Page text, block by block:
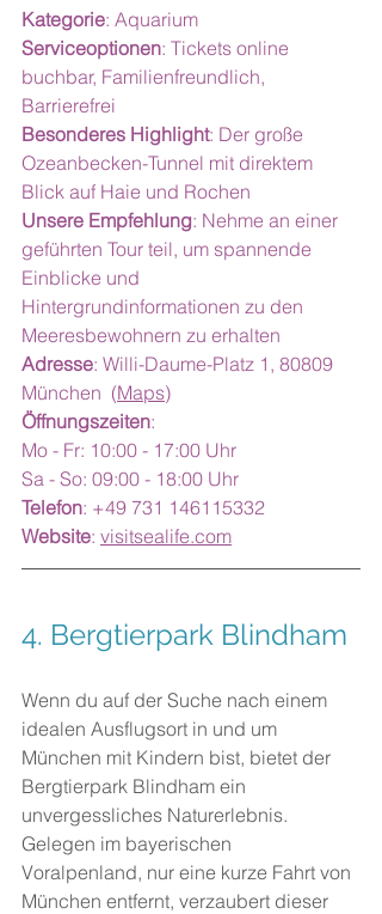
Kategorie: Aquarium
Serviceoptionen: Tickets online
buchbar, Familienfreundlich,
Barrierefrei
Besonderes Highlight: Der große
Ozeanbecken-Tunnel mit direktem
Blick auf Haie und Rochen
Unsere Empfehlung: Nehme an einer
geführten Tour teil, um spannende
Einblicke und
Hintergrundinformationen zu den
Meeresbewohnern zu erhalten
Adresse: Willi-Daume-Platz 1, 80809
München  (Maps)
Öffnungszeiten:
Mo - Fr: 10:00 - 17:00 Uhr
Sa - So: 09:00 - 18:00 Uhr
Telefon: +49 731 146115332
Website: visitsealife.com
4. Bergtierpark Blindham
Wenn du auf der Suche nach einem
idealen Ausflugsort in und um
München mit Kindern bist, bietet der
Bergtierpark Blindham ein
unvergessliches Naturerlebnis.
Gelegen im bayerischen
Voralpenland, nur eine kurze Fahrt von
München entfernt, verzaubert dieser